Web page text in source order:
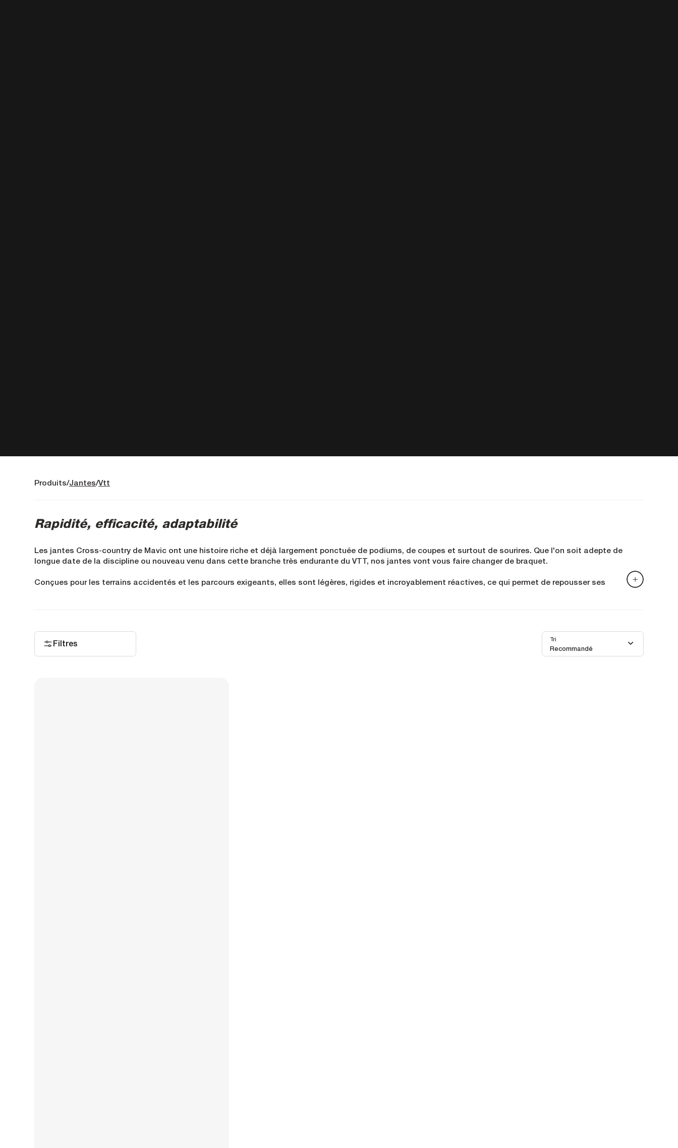
Produits Jantes Vtt
Rapidité, efficacité, adaptabilité
Les jantes Cross-country de Mavic ont une histoire riche et déjà largement ponctuée de podiums, de coupes et surtout de sourires. Que l'on soit adepte de
longue date de la discipline ou nouveau venu dans cette branche très endurante du VTT, nos jantes vont vous faire changer de braquet.
Conçues pour les terrains accidentés et les parcours exigeants, elles sont légères, rigides et incroyablement réactives, ce qui permet de repousser ses
élégant et leurs performances pointues en font de véritables bijoux pour votre vélo.
Offrez-lui le meilleur, faites-vous plaisir.
Filtres
Recommandé
Tri